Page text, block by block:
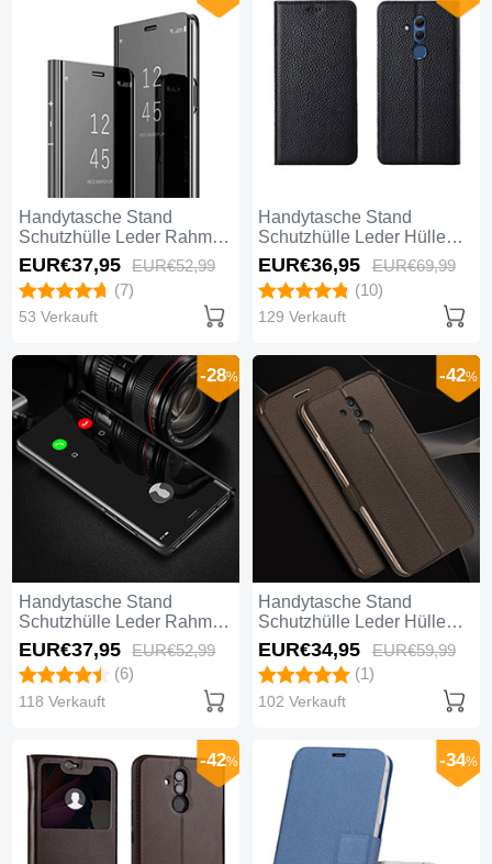
Handytasche Stand
Schutzhülle Leder Rahmen
Spiegel Tasche M01 für
Huawei Mate 20 Lite
Schwarz
EUR€37,95 EUR€52,99
(7)
53 Verkauft
Handytasche Stand
Schutzhülle Leder Hülle
T08 für Huawei Mate 20
Lite Schwarz
EUR€36,95 EUR€69,99
(10)
129 Verkauft
Handytasche Stand
Schutzhülle Leder Rahmen
Spiegel Tasche M02 für
Huawei Mate 20 Lite
Schwarz
-28%
EUR€37,95 EUR€52,99
(6)
118 Verkauft
Handytasche Stand
Schutzhülle Leder Hülle
T07 für Huawei Mate 20
Lite Braun
-42%
EUR€34,95 EUR€59,99
(1)
102 Verkauft
-42% -34%